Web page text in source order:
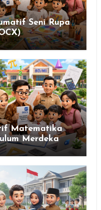
Seni Rupa
Matematika
Merdeka